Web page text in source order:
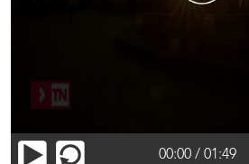
00:00 / 01:49